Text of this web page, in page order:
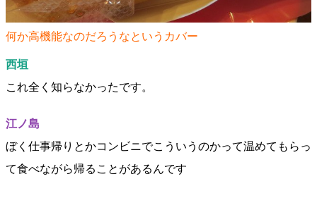
何か高機能なのだろうなというカバー
西垣
これ全く知らなかったです。
江ノ島
ぼく仕事帰りとかコンビニでこういうのかって温めてもらっ
て食べながら帰ることがあるんです